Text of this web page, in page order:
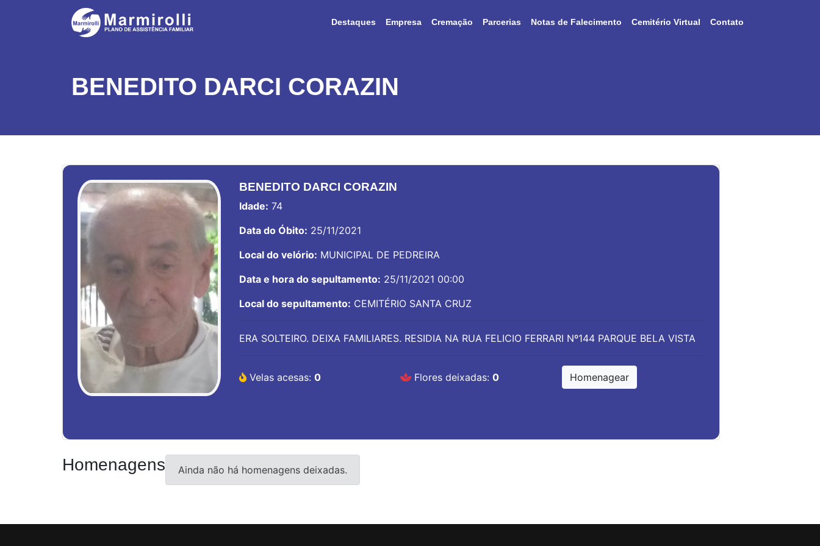
Destaques Empresa Cremação Parcerias Notas de Falecimento Cemitério Virtual Contato
BENEDITO DARCI CORAZIN
BENEDITO DARCI CORAZIN
Idade: 74
Data do Óbito: 25/11/2021
Local do velório: MUNICIPAL DE PEDREIRA
Data e hora do sepultamento: 25/11/2021 00:00
Local do sepultamento: CEMITÉRIO SANTA CRUZ
ERA SOLTEIRO. DEIXA FAMILIARES. RESIDIA NA RUA FELICIO FERRARI Nº144 PARQUE BELA VISTA
Velas acesas: 0 Flores deixadas: 0 Homenagear
Homenagens Ainda não há homenagens deixadas.